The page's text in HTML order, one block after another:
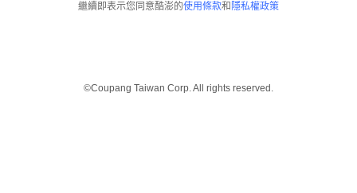
繼續即表示您同意酷澎的使用條款和 隱私權政策
©Coupang Taiwan Corp. All rights reserved.